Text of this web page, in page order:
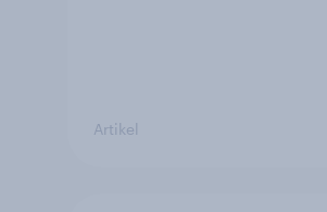
Artikel